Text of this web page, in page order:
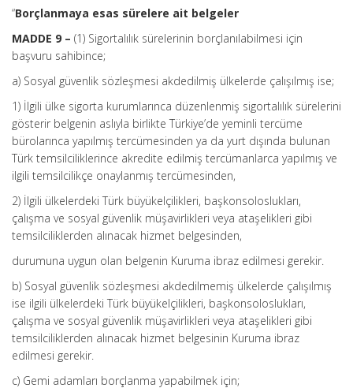
“Borçlanmaya esas sürelere ait belgeler
MADDE 9 – (1) Sigortalılık sürelerinin borçlanılabilmesi için
başvuru sahibince;
a) Sosyal güvenlik sözleşmesi akdedilmiş ülkelerde çalışılmış ise;
1) İlgili ülke sigorta kurumlarınca düzenlenmiş sigortalılık sürelerini
gösterir belgenin aslıyla birlikte Türkiye’de yeminli tercüme
bürolarınca yapılmış tercümesinden ya da yurt dışında bulunan
Türk temsilciliklerince akredite edilmiş tercümanlarca yapılmış ve
ilgili temsilcilikçe onaylanmış tercümesinden,
2) İlgili ülkelerdeki Türk büyükelçilikleri, başkonsoloslukları,
çalışma ve sosyal güvenlik müşavirlikleri veya ataşelikleri gibi
temsilciliklerden alınacak hizmet belgesinden,
durumuna uygun olan belgenin Kuruma ibraz edilmesi gerekir.
b) Sosyal güvenlik sözleşmesi akdedilmemiş ülkelerde çalışılmış
ise ilgili ülkelerdeki Türk büyükelçilikleri, başkonsoloslukları,
çalışma ve sosyal güvenlik müşavirlikleri veya ataşelikleri gibi
temsilciliklerden alınacak hizmet belgesinin Kuruma ibraz
edilmesi gerekir.
c) Gemi adamları borçlanma yapabilmek için;